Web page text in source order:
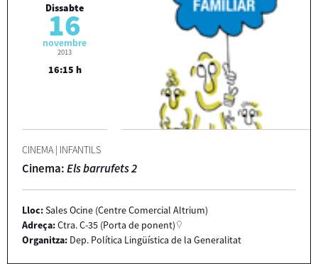
Dissabte
16
novembre
2013
16:15 h
CINEMA | INFANTILS
Cinema:Els barrufets 2
Lloc:Sales Ocine (Centre Comercial Altrium)
Adreça:Ctra. C-35 (Porta de ponent)
Organitza: Dep. Política Lingüística de la Generalitat